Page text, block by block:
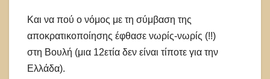
Και να πού ο νόμος με τη σύμβαση της
αποκρατικοποίησης έφθασε νωρίς-νωρίς (!!)
στη Βουλή (μια 12ετία δεν είναι τίποτε για την
Ελλάδα).